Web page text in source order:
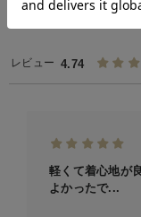
レビュー 4.74
軽くて着心地が
よかったで...